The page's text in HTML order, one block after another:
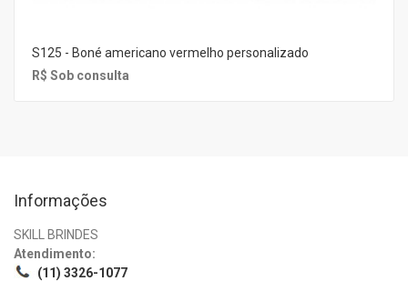
S125 - Boné americano vermelho personalizado
R$ Sob consulta
Informações
SKILL BRINDES
Atendimento:
(11) 3326-1077